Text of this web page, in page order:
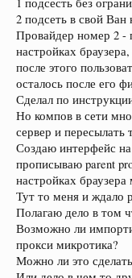
2 подсеть в свой Ван
Провайдер номер 2 -
настройках
после этого
осталось после его
Сделал по
Но компов в сети
сервер и
Создаю интерфейс
прописываю parent
настройках
Тут то меня и ждало
Полагаю дело в том
Возможно ли
прокси микротика?
Можно ли это